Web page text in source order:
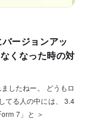
ージョンアッ
くなった時の対
したねー。 どうもロ
てる人の中には、 3.4
7」と ＞